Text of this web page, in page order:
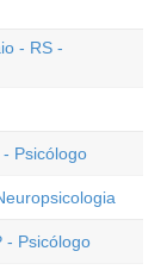
- RS -
Psicólogo
- Psicólogo